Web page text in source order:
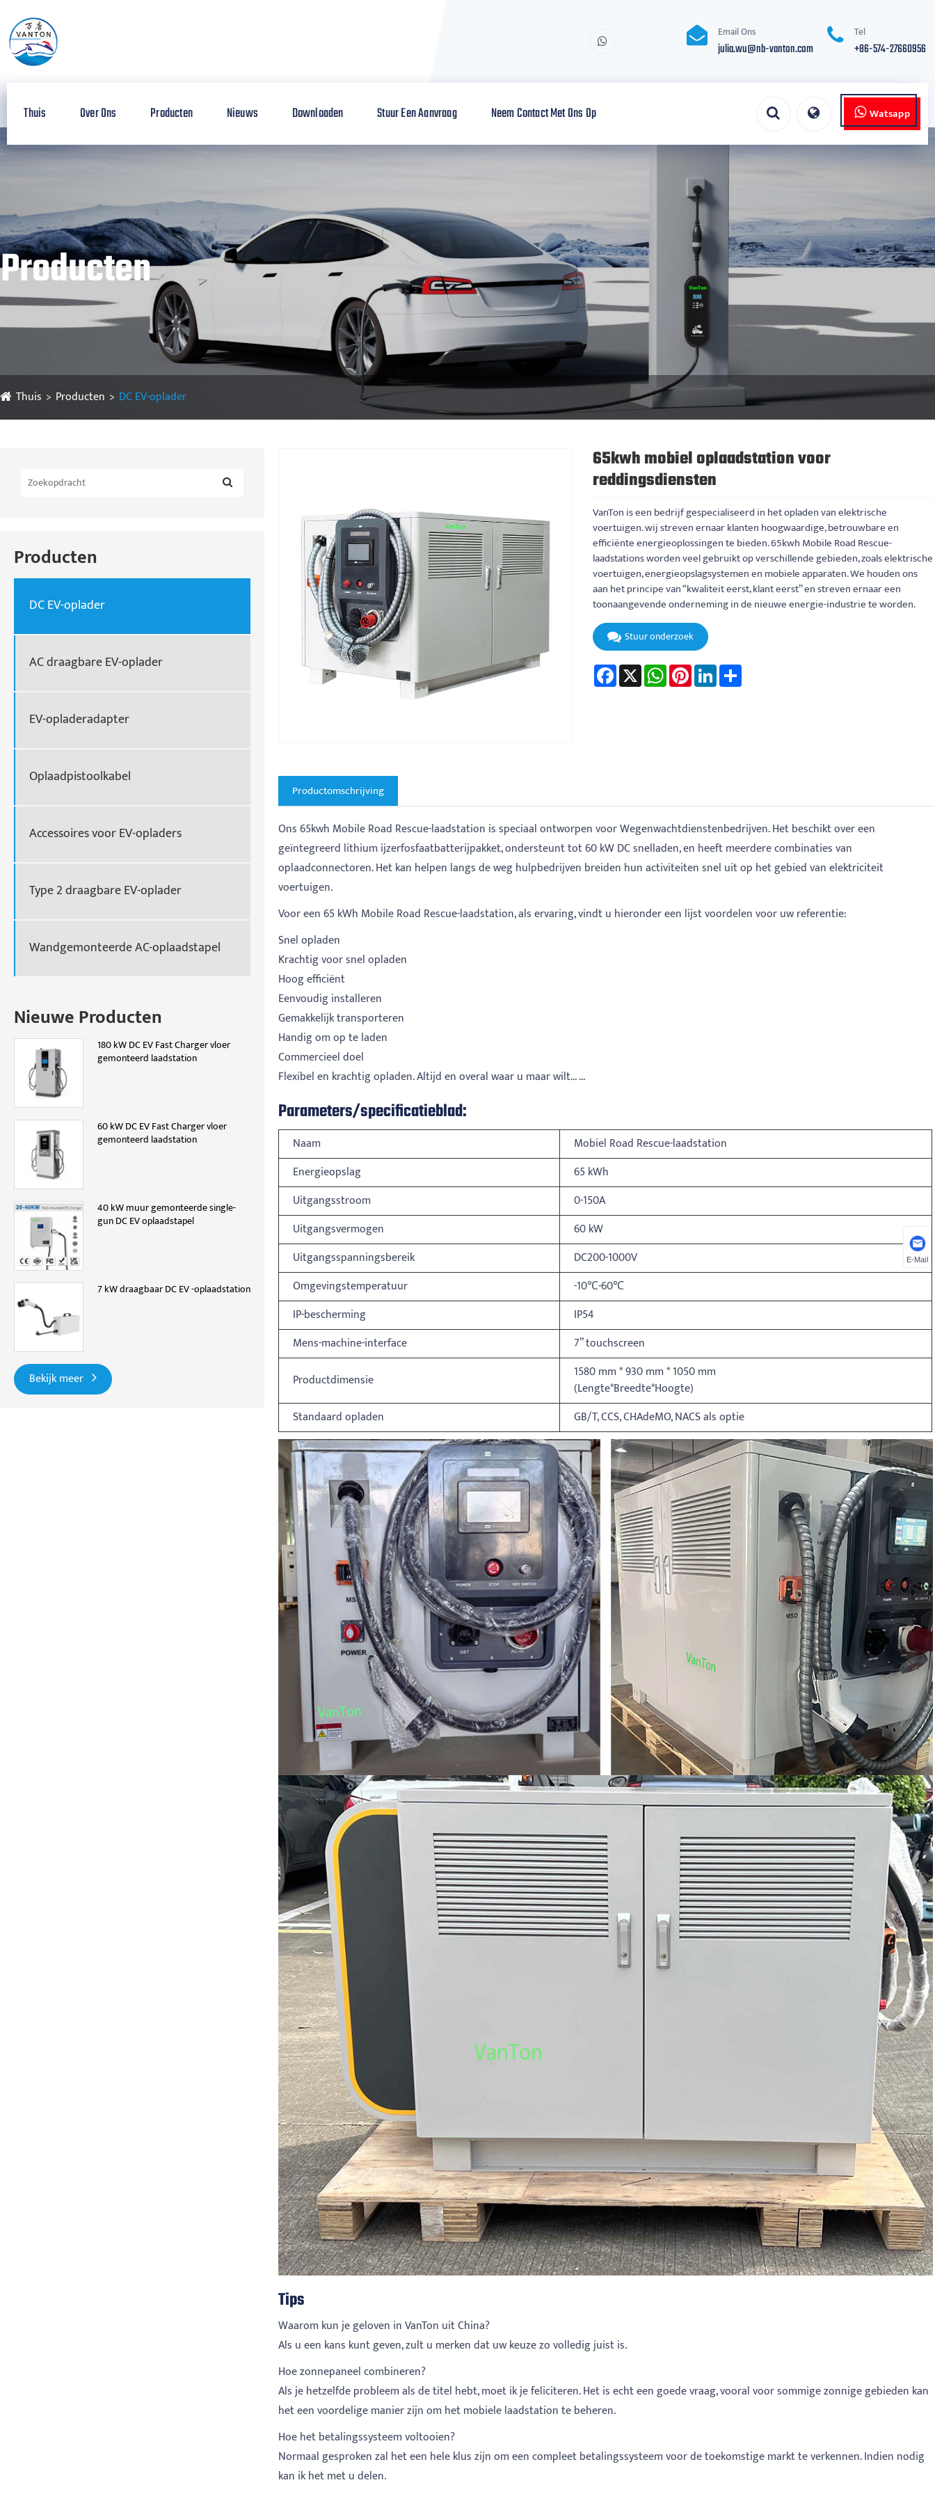
Email Ons
julia.wu@nb-vanton.com
Tel
+86-574-27660956
Thuis Over Ons Producten Nieuws Downloaden Stuur Een Aanvraag Neem Contact Met Ons Op Watsapp
Producten
Thuis Producten DC EV-oplader
Producten
DC EV-oplader
AC draagbare EV-oplader
EV-opladeradapter
Oplaadpistoolkabel
Accessoires voor EV-opladers
Type 2 draagbare EV-oplader
Wandgemonteerde AC-oplaadstapel
Nieuwe Producten
180 kW DC EV Fast Charger vloer
gemonteerd laadstation
60 kW DC EV Fast Charger vloer
gemonteerd laadstation
40 kW muur gemonteerde single-
gun DC EV oplaadstapel
7 kW draagbaar DC EV -oplaadstation
Bekijk meer
65kwh mobiel oplaadstation voor
reddingsdiensten
VanTon is een bedrijf gespecialiseerd in het opladen van elektrische
voertuigen. wij streven ernaar klanten hoogwaardige, betrouwbare en
efficiënte energieoplossingen te bieden. 65kwh Mobile Road Rescue-
laadstations worden veel gebruikt op verschillende gebieden, zoals elektrische
voertuigen, energieopslagsystemen en mobiele apparaten. We houden ons
aan het principe van “kwaliteit eerst, klant eerst” en streven ernaar een
toonaangevende onderneming in de nieuwe energie-industrie te worden.
Stuur onderzoek
Facebook
X WhatsAppPinterestLinkedInShare
Productomschrijving
Ons 65kwh Mobile Road Rescue-laadstation is speciaal ontworpen voor Wegenwachtdienstenbedrijven. Het beschikt over een
geïntegreerd lithium ijzerfosfaatbatterijpakket, ondersteunt tot 60 kW DC snelladen, en heeft meerdere combinaties van
oplaadconnectoren. Het kan helpen langs de weg hulpbedrijven breiden hun activiteiten snel uit op het gebied van elektriciteit
voertuigen.
Voor een 65 kWh Mobile Road Rescue-laadstation, als ervaring, vindt u hieronder een lijst voordelen voor uw referentie:
Snel opladen
Krachtig voor snel opladen
Hoog efficiënt
Eenvoudig installeren
Gemakkelijk transporteren
Handig om op te laden
Commercieel doel
Flexibel en krachtig opladen. Altijd en overal waar u maar wilt... ...
Parameters/specificatieblad:
Naam
Mobiel Road Rescue-laadstation
Energieopslag
65 kWh
Uitgangsstroom
0-150A
Uitgangsvermogen
60 kW
Uitgangsspanningsbereik
DC200-1000V
Omgevingstemperatuur
-10℃-60℃
IP-bescherming
IP54
Mens-machine-interface
7” touchscreen
Productdimensie
1580 mm * 930 mm * 1050 mm
(Lengte*Breedte*Hoogte)
Standaard opladen
GB/T, CCS, CHAdeMO, NACS als optie
Tips
Waarom kun je geloven in VanTon uit China?
Als u een kans kunt geven, zult u merken dat uw keuze zo volledig juist is.
Hoe zonnepaneel combineren?
Als je hetzelfde probleem als de titel hebt, moet ik je feliciteren. Het is echt een goede vraag, vooral voor sommige zonnige gebieden kan
het een voordelige manier zijn om het mobiele laadstation te beheren.
Hoe het betalingssysteem voltooien?
Normaal gesproken zal het een hele klus zijn om een ​​compleet betalingssysteem voor de toekomstige markt te verkennen. Indien nodig
kan ik het met u delen.
E-Mail